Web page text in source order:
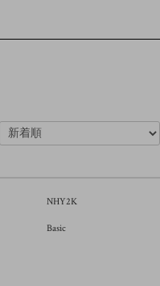
NHY2K
Basic